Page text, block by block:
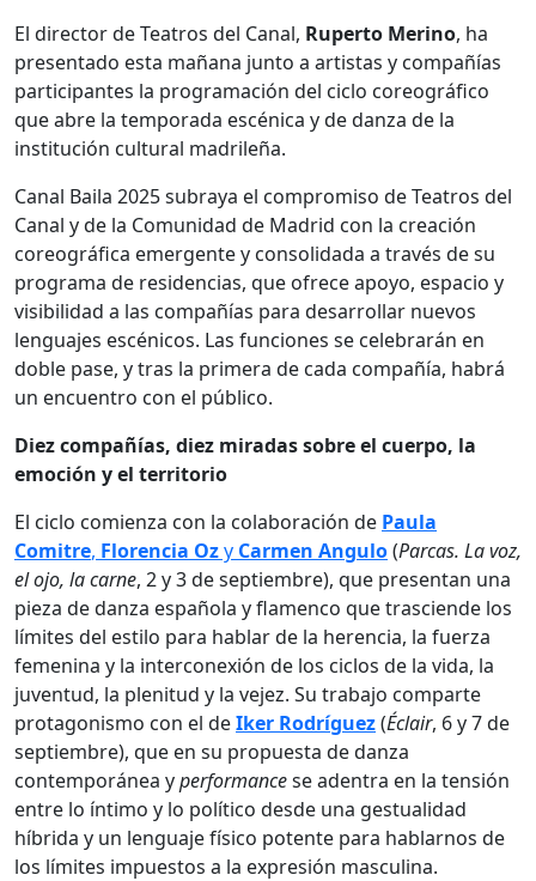
El director de Teatros del Canal, Ruperto Merino, ha
presentado esta mañana junto a artistas y compañías
participantes la programación del ciclo coreográfico
que abre la temporada escénica y de danza de la
institución cultural madrileña.
Canal Baila 2025 subraya el compromiso de Teatros del
Canal y de la Comunidad de Madrid con la creación
coreográfica emergente y consolidada a través de su
programa de residencias, que ofrece apoyo, espacio y
visibilidad a las compañías para desarrollar nuevos
lenguajes escénicos. Las funciones se celebrarán en
doble pase, y tras la primera de cada compañía, habrá
un encuentro con el público.
Diez compañías, diez miradas sobre el cuerpo, la
emoción y el territorio
El ciclo comienza con la colaboración de Paula
Comitre, Florencia Ozy Carmen Angulo(Parcas. La voz,
el ojo, la carne, 2 y 3 de septiembre), que presentan una
pieza de danza española y flamenco que trasciende los
límites del estilo para hablar de la herencia, la fuerza
femenina y la interconexión de los ciclos de la vida, la
juventud, la plenitud y la vejez. Su trabajo comparte
protagonismo con el deIker Rodríguez(Éclair, 6 y 7 de
septiembre), que en su propuesta de danza
contemporánea yperformancese adentra en la tensión
entre lo íntimo y lo político desde una gestualidad
híbrida y un lenguaje físico potente para hablarnos de
los límites impuestos a la expresión masculina.